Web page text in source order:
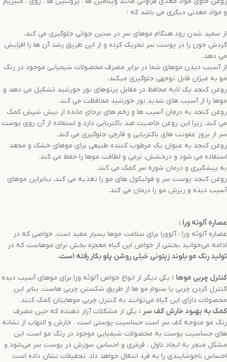
و مواد معدنی دیگری می باشد که :
از سفید شدن زود هنگام موهای سر در سنین جوانی جلوگیری می کند.
گردش خون را در پوست سر تحریک کرده و از این طریق رشد آن ها را افزایش
می دهد.
از آسیب دیدن موهای شما در برابر مصرف محصولات شیمیایی موجود در رنگ
مو به میزان قابل توجهی جلوگیری میکند.
روغن کنجد یک لایه محافظ در مقابل پرتوهای نور خورشید تشکیل می دهد و
موها را از آسیب های شدید نور خورشید محافظت می کند.
روغن کنجد به درمان آسیب ها و زخم های برجای مانده از نیش شپش کمک
می کند، زیرا این روغن خاصیت ضد باکتریایی دارد و استفاده از آن روی پوست
سر از بروز عفونت های باکتریایی و قارچی جلوگیری می کند.
روغن کنجد به عنوان یک مرطوب کننده طبیعی برای موهای خشک و مجعد
استفاده می شود و درخشش، نرمی و لطافت موها را حفظ می کند.
به پیشگیری و درمان شوره سر کمک می کند.
روغن کنجد پوست سر و فولیکول های مو را تغذیه می کند، بنابراین موهای
آسیب دیده و ریزش مو را درمان می کند.
عصاره آلوئه ورا :
عصاره آلوئه ورا : آلوورا برای سلامت موها بسیار مفید است. خواصی که در
ادامه می‌خوانید بخشی از خواص این گیاه معجزه بخش برای موهاست که در
تولید رنگ مو بلوند زیتونی خیلی روشن پلو بکار رفته است.
کنترل چربی موها : یکی دیگر از انواع خواص آلوئه ورا برای موهای آسیب دیده
کنترل کردن چربی یا سبوم مو ها از طریق شکستن چربی هاست. بنابر این
محصولات دارای این گیاه می‌توانند به کنترل چربی موهایتان کمک کنند.
کمک به بهبود خارش کف سر : یکی از مشکلات آزار دهنده که حین مصرف
رنگ مو متوجه کف سر است حساسیت پوستی است ، خارش و التهاب از نشانه
های حساسیت پوست به محصولات شیمیایی موجود در رنگ مو است. این
مشکل منجر به ایجاد تاول ، قرمزی و احساس سوزش در پوست سر می‌شود و
احساس ناخوشایندی را به فرد انتقال خواهد داد. تحقیقات نشان داده است